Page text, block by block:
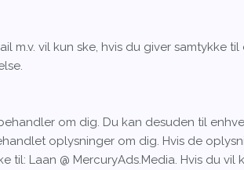
vil kun ske, hvis du giver samtykke
om dig. Du kan desuden til
oplysninger om dig. Hvis de
til: Laan @ MercuryAds.Media. Hvis du